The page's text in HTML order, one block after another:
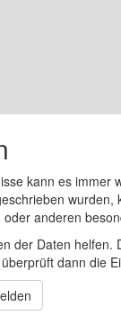
kann es
anderen
der Daten
dann die